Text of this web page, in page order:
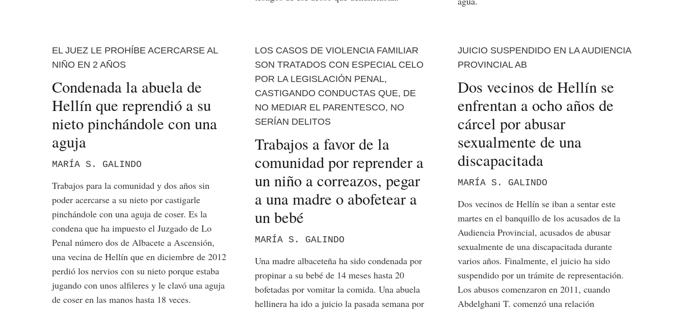
EL JUEZ LE PROHÍBE ACERCARSE AL
NIÑO EN 2 AÑOS
Condenada la abuela de
Hellín que reprendió a su
nieto pinchándole con una
aguja
MARÍA S. GALINDO
Trabajos para la comunidad y dos años sin
poder acercarse a su nieto por castigarle
pinchándole con una aguja de coser. Es la
condena que ha impuesto el Juzgado de Lo
Penal número dos de Albacete a Ascensión,
una vecina de Hellín que en diciembre de 2012
perdió los nervios con su nieto porque estaba
jugando con unos alfileres y le clavó una aguja
de coser en las manos hasta 18 veces.
LOS CASOS DE VIOLENCIA FAMILIAR
SON TRATADOS CON ESPECIAL CELO
POR LA LEGISLACIÓN PENAL,
CASTIGANDO CONDUCTAS QUE, DE
NO MEDIAR EL PARENTESCO, NO
SERÍAN DELITOS
Trabajos a favor de la
comunidad por reprender a
un niño a correazos, pegar
a una madre o abofetear a
un bebé
MARÍA S. GALINDO
Una madre albaceteña ha sido condenada por
propinar a su bebé de 14 meses hasta 20
bofetadas por vomitar la comida. Una abuela
hellinera ha ido a juicio la pasada semana por
JUICIO SUSPENDIDO EN LA AUDIENCIA
PROVINCIAL AB
Dos vecinos de Hellín se
enfrentan a ocho años de
cárcel por abusar
sexualmente de una
discapacitada
MARÍA S. GALINDO
Dos vecinos de Hellín se iban a sentar este
martes en el banquillo de los acusados de la
Audiencia Provincial, acusados de abusar
sexualmente de una discapacitada durante
varios años. Finalmente, el juicio ha sido
suspendido por un trámite de representación.
Los abusos comenzaron en 2011, cuando
Abdelghani T. comenzó una relación